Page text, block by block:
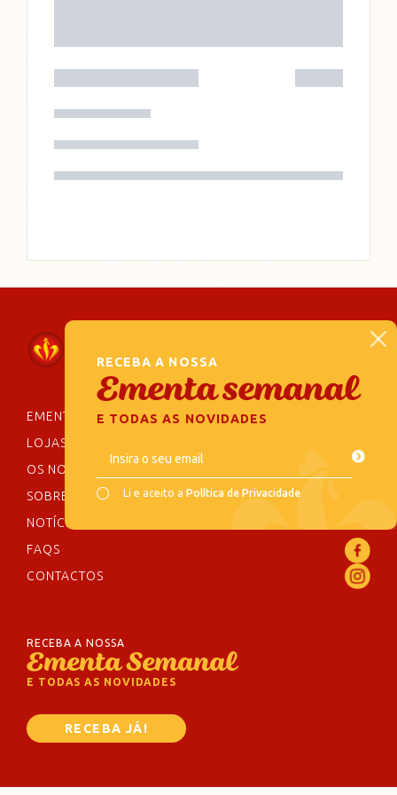
RECEBA A NOSSA
Ementa semanal
E TODAS AS NOVIDADES
Insira o seu email
Li e aceito a Política de Privacidade
EMENTA SEMANAL
LOJAS
OS NOSSOS SABORES
SOBRE NÓS
NOTÍCIAS
FAQS
CONTACTOS
RECEBA A NOSSA
Ementa Semanal
E TODAS AS NOVIDADES
RECEBA JÁ!